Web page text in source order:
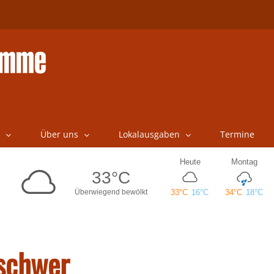
Über uns Lokalausgaben Termine